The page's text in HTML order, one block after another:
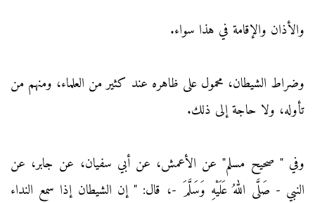
والأذان والإقامة في هذا سواء.
وضراط الشيطان، محمول على ظاهره عند كثير من العلماء، ومنهم من
تأوله، ولا حاجة إلى ذلك.
وفي " صحيح مسلم" عن الأعمش، عن أبي سفيان، عن جابر، عن
النبي - صَلَّى اللهُ عَلَيْهِ وَسَلَّمَ -، قال: " إن الشيطان إذا سمع النداء